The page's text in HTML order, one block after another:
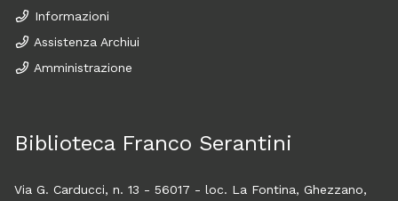
Informazioni
Assistenza Archiui
Amministrazione
Biblioteca Franco Serantini
Via G. Carducci, n. 13 - 56017 - loc. La Fontina, Ghezzano,